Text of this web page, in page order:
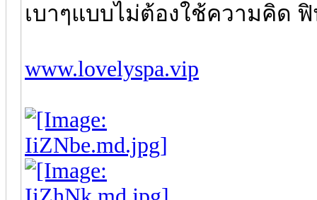
เบาๆแบบไม่ต้องใช้ความคิด
www.lovelyspa.vip